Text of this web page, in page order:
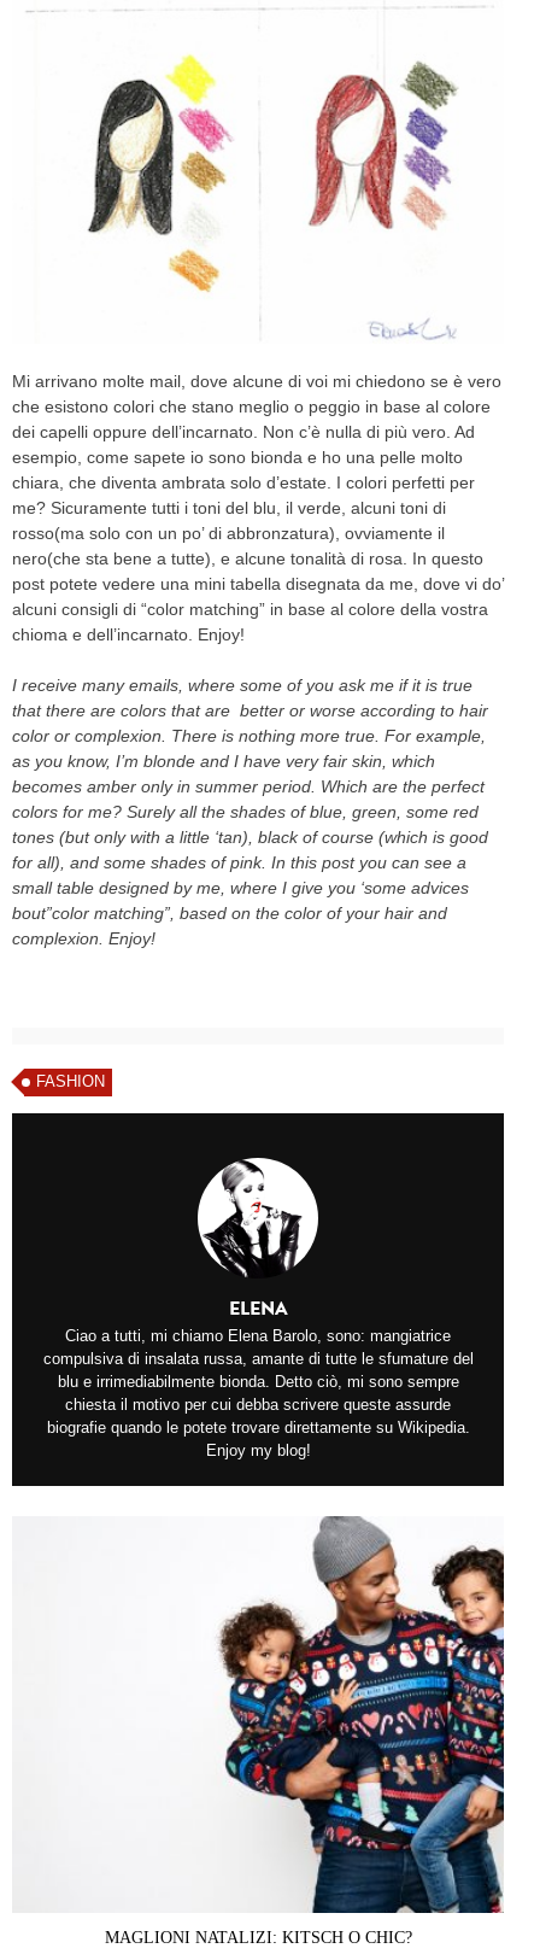
Mi arrivano molte mail, dove alcune di voi mi chiedono se è vero
che esistono colori che stano meglio o peggio in base al colore
dei capelli oppure dell’incarnato. Non c’è nulla di più vero. Ad
esempio, come sapete io sono bionda e ho una pelle molto
chiara, che diventa ambrata solo d’estate. I colori perfetti per
me? Sicuramente tutti i toni del blu, il verde, alcuni toni di
rosso(ma solo con un po’ di abbronzatura), ovviamente il
nero(che sta bene a tutte), e alcune tonalità di rosa. In questo
post potete vedere una mini tabella disegnata da me, dove vi do’
alcuni consigli di “color matching” in base al colore della vostra
chioma e dell’incarnato. Enjoy!
I receive many emails, where some of you ask me if it is true
that there are colors that are better or worse according to hair
color or complexion. There is nothing more true. For example,
as you know, I’m blonde and I have very fair skin, which
becomes amber only in summer period. Which are the perfect
colors for me? Surely all the shades of blue, green, some red
tones (but only with a little ‘tan), black of course (which is good
for all), and some shades of pink. In this post you can see a
small table designed by me, where I give you ‘some advices
bout”color matching”, based on the color of your hair and
complexion. Enjoy!
FASHION
ELENA
Ciao a tutti, mi chiamo Elena Barolo, sono: mangiatrice
compulsiva di insalata russa, amante di tutte le sfumature del
blu e irrimediabilmente bionda. Detto ciò, mi sono sempre
chiesta il motivo per cui debba scrivere queste assurde
biografie quando le potete trovare direttamente su Wikipedia.
Enjoy my blog!
MAGLIONI NATALIZI: KITSCH O CHIC?